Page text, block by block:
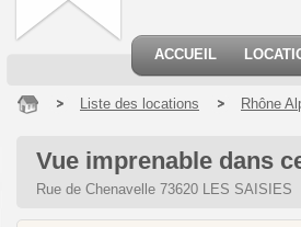
ACCUEIL
Liste des locations Rhône
Vue imprenable dans
Rue de Chenavelle 73620 LES SAISIES